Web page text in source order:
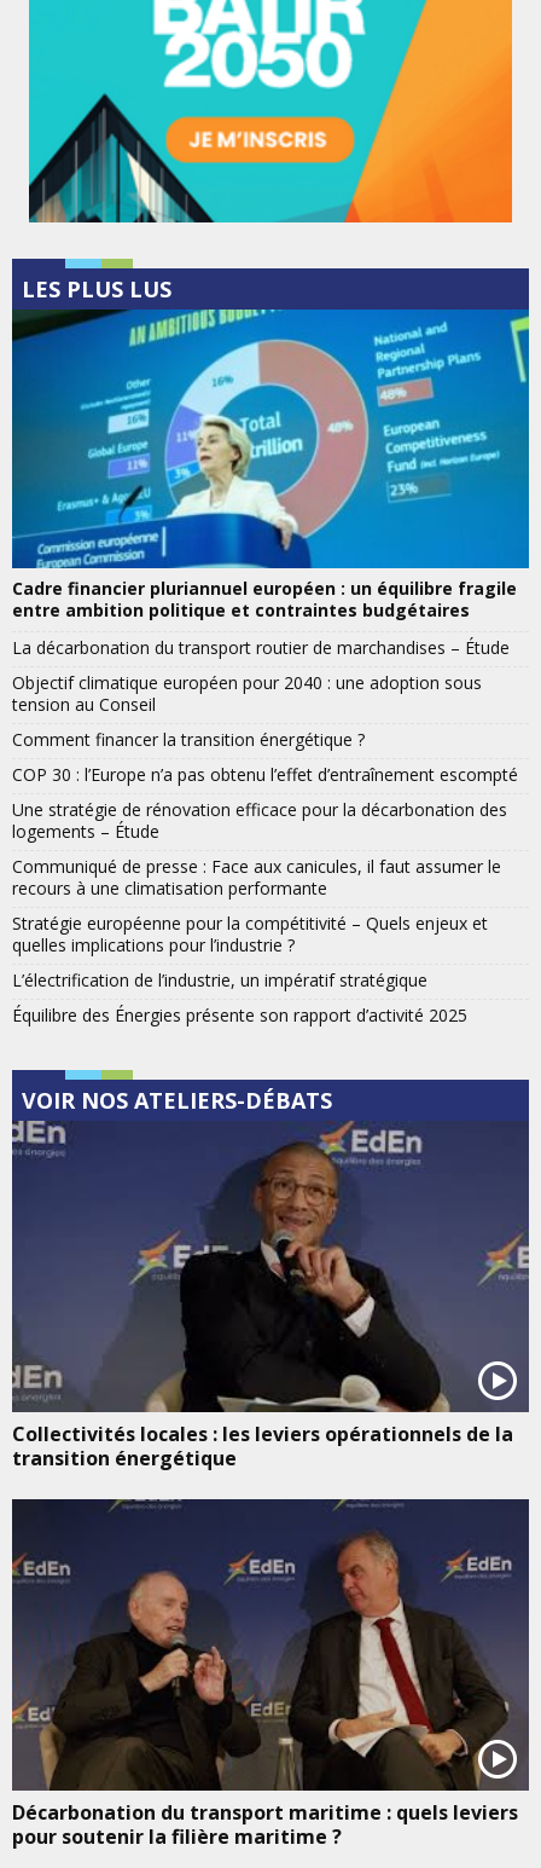
LES PLUS LUS
Cadre financier pluriannuel européen : un équilibre fragile
entre ambition politique et contraintes budgétaires
La décarbonation du transport routier de marchandises – Étude
Objectif climatique européen pour 2040 : une adoption sous
tension au Conseil
Comment financer la transition énergétique ?
COP 30 : l’Europe n’a pas obtenu l’effet d’entraînement escompté
Une stratégie de rénovation efficace pour la décarbonation des
logements – Étude
Communiqué de presse : Face aux canicules, il faut assumer le
recours à une climatisation performante
Stratégie européenne pour la compétitivité – Quels enjeux et
quelles implications pour l’industrie ?
L’électrification de l’industrie, un impératif stratégique
Équilibre des Énergies présente son rapport d’activité 2025
VOIR NOS ATELIERS-DÉBATS
Collectivités locales : les leviers opérationnels de la
transition énergétique
Décarbonation du transport maritime : quels leviers
pour soutenir la filière maritime ?